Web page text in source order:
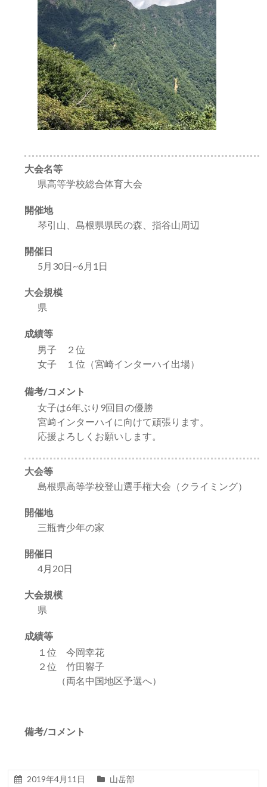
大会名等
県高等学校総合体育大会
開催地
琴引山、島根県県民の森、指谷山周辺
開催日
5月30日~6月1日
大会規模
県
成績等
男子 ２位
女子 １位（宮崎インターハイ出場）
備考/コメント
女子は6年ぶり9回目の優勝
宮﨑インターハイに向けて頑張ります。
応援よろしくお願いします。
大会等
島根県高等学校登山選手権大会（クライミング）
開催地
三瓶青少年の家
開催日
4月20日
大会規模
県
成績等
１位 今岡幸花
２位 竹田響子
（両名中国地区予選へ）
備考/コメント
2019年4月11日 山岳部